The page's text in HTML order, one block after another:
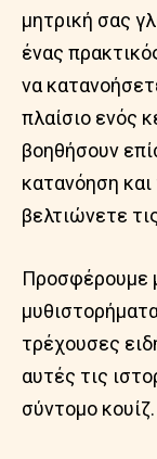
μητρική σας
ένας
να
πλαίσιο ενός
βοηθήσουν
κατανόηση
βελτιώνετε
Προσφέρουμε
τρέχουσες
αυτές τις
σύντομο κουίζ.